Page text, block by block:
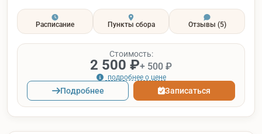
Расписание Пункты сбора Отзывы (5)
Стоимость:
2 500 ₽+ 500 ₽
подробнее о цене
Подробнее Записаться